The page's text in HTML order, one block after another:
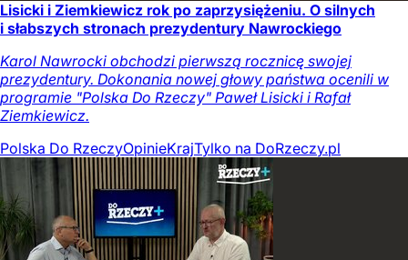
Lisicki i Ziemkiewicz rok po zaprzysiężeniu. O silnych
i słabszych stronach prezydentury Nawrockiego
Karol Nawrocki obchodzi pierwszą rocznicę swojej
prezydentury. Dokonania nowej głowy państwa ocenili w
programie "Polska Do Rzeczy" Paweł Lisicki i Rafał
Ziemkiewicz.
Polska Do RzeczyOpinieKrajTylko na DoRzeczy.pl